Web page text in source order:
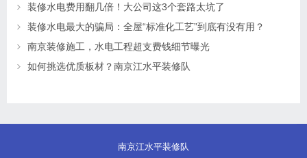
装修水电费用翻几倍！大公司这3个套路太坑了
装修水电最大的骗局：全屋“标准化工艺”到底有没有用？
南京装修施工，水电工程超支费钱细节曝光
如何挑选优质板材？南京江水平装修队
南京江水平装修队